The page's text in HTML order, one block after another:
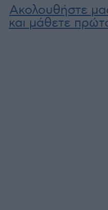
Ακολουθήστε
και μάθετε